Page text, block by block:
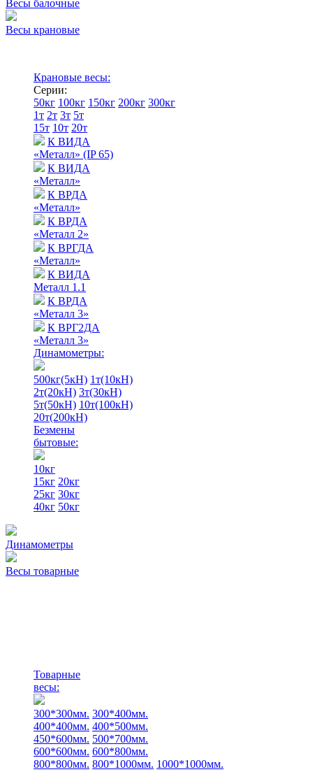
Весы балочные
Весы крановые
Крановые весы:
Серии:
50кг 100кг 150кг 200кг 300кг
1т 2т 3т 5т
15т 10т 20т
К ВИДА
«Металл» (IP 65)
К ВИДА
«Металл»
К ВРДА
«Металл»
К ВРДА
«Металл 2»
К ВРГДА
«Металл»
К ВИДА
Металл 1.1
К ВРДА
«Металл 3»
К ВРГ2ДА
«Металл 3»
Динамометры:
500кг(5кН) 1т(10кН)
2т(20кН) 3т(30кН)
5т(50кН) 10т(100кН)
20т(200кН)
Безмены
бытовые:
10кг
15кг 20кг
25кг 30кг
40кг 50кг
Динамометры
Весы товарные
Товарные
весы:
300*300мм. 300*400мм.
400*400мм. 400*500мм.
450*600мм. 500*700мм.
600*600мм. 600*800мм.
800*800мм. 800*1000мм. 1000*1000мм.